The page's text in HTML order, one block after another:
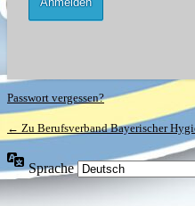
Passwort vergessen?
← Zu Berufsverband Bayerischer
Sprache